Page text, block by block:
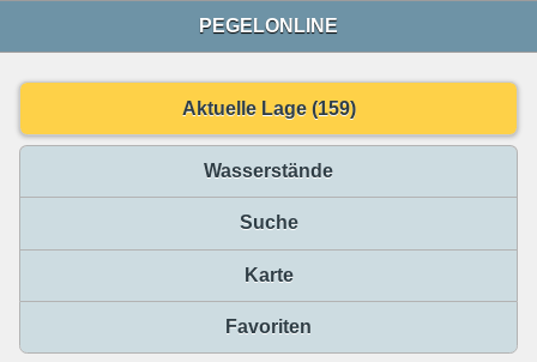
PEGELONLINE
Aktuelle Lage (159)
Wasserstände
Suche
Karte
Favoriten